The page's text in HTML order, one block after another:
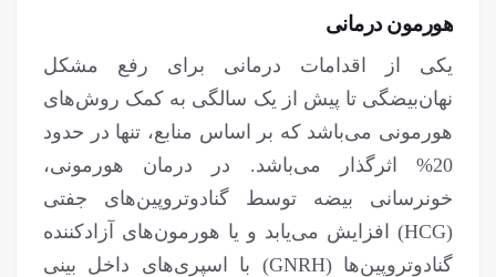
هورمون درمانی
یکی از اقدامات درمانی برای رفع مشکل
نهان‌بیضگی تا پیش از یک سالگی به کمک روش‌های
هورمونی می‌باشد که بر اساس منابع، تنها در حدود
20% اثرگذار می‌باشد. در درمان هورمونی،
خونرسانی بیضه توسط گنادوتروپین‌های جفتی
(HCG) افزایش می‌یابد و یا هورمون‌های آزادکننده
گنادوتروپین‌ها (GNRH) با اسپری‌های داخل بینی